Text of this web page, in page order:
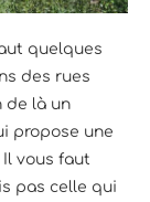
quelques
des rues
de là un
propose une
Il vous faut
pas celle qui